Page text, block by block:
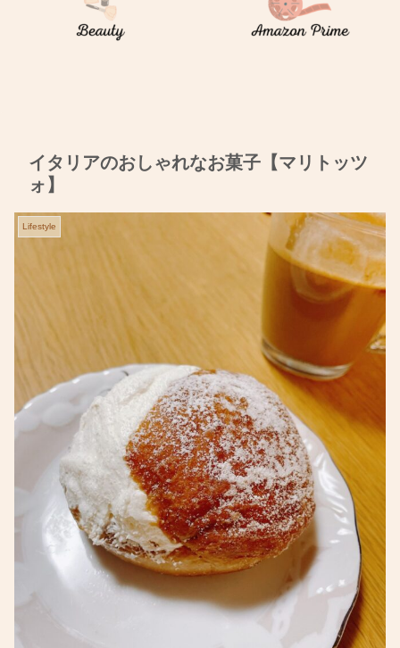
イタリアのおしゃれなお菓子【マリトッツ
ォ】
Lifestyle